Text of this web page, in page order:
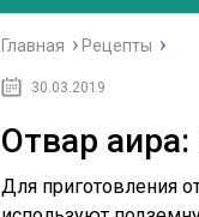
Главная Рецепты
30.03.2019
Отвар
Для приготовления